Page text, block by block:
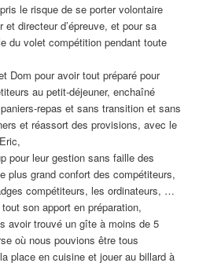
le risque de se porter volontaire
et directeur d’épreuve, et pour sa
du volet compétition pendant toute
Dom pour avoir tout préparé pour
au petit-déjeuner, enchaîné
repas et sans transition et sans
et réassort des provisions, avec le
pour leur gestion sans faille des
plus grand confort des compétiteurs,
compétiteurs, les ordinateurs, …
son apport en préparation,
avoir trouvé un gîte à moins de 5
où nous pouvions être tous
place en cuisine et jouer au billard à